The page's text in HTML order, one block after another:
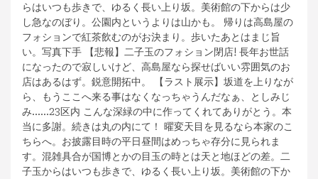
らはいつも歩きで、ゆるく長い上り坂。美術館の下からは少
し急なのぼり。公園内というよりは山かも。 帰りは高島屋の
フォションで紅茶飲むのがお決まり。歩いたあとはまじ旨
い。写真下手 【悲報】二子玉のフォション閉店! 長年お世話
になったので寂しいけど、高島屋なら探せばいい雰囲気のお
店はあるはず。鋭意開拓中。 【ラスト展示】坂道を上りなが
ら、もうここへ来る事はなくなっちゃうんだなぁ、としみじ
み……23区内 こんな深緑の中に作ってくれてありがとう。本
当に多謝。続きは丸の内にて！ 曜変天目を見るなら本家のこ
ちらへ。お披露目時の平日昼間はめっちゃ存分に見られま
す。混雑具合が国博とかの目玉の時とは天と地ほどの差。二
子玉からはいつも歩きで、ゆるく長い上り坂。美術館の下か